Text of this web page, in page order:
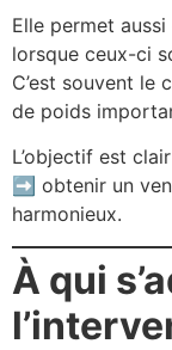
Elle permet
lorsque ceux-ci
C’est souvent le
de poids
L’objectif est
➡️ obtenir un
harmonieux.
À qui